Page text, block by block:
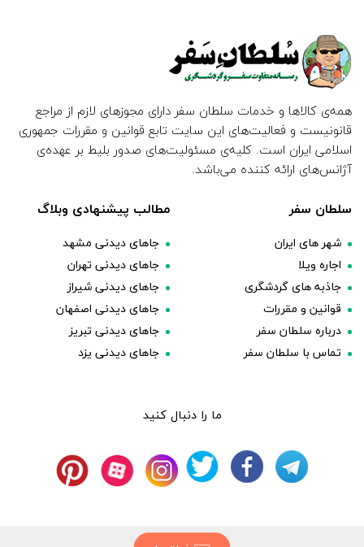
همه‌ی کالاها و خدمات سلطان سفر دارای مجوزهای لازم از مراجع
قانونیست و فعالیت‌های این سایت تابع قوانین و مقررات جمهوری
اسلامی ایران است. کلیه‌ی مسئولیت‌های صدور بلیط بر عهده‌ی
آژانس‌های ارائه کننده می‌باشد.
سلطان سفر
شهر های ایران
اجاره ویلا
جاذبه های گردشگری
قوانین و مقررات
درباره سلطان سفر
تماس با سلطان سفر
مطالب پیشنهادی وبلاگ
جاهای دیدنی مشهد
جاهای دیدنی تهران
جاهای دیدنی شیراز
جاهای دیدنی اصفهان
جاهای دیدنی تبریز
جاهای دیدنی یزد
ما را دنبال کنید